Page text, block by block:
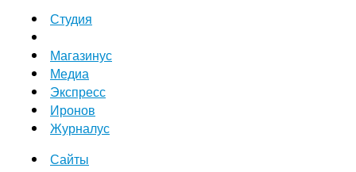
Студия
Магазинус
Медиа
Экспресс
Иронов
Журналус
Сайты